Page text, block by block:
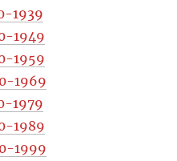
1939
1949
1959
1969
1979
1989
1999